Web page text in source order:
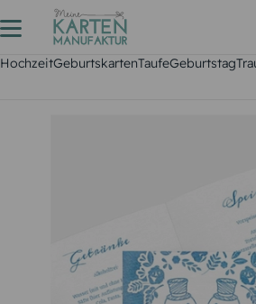
HochzeitGeburtskartenTaufeGeburtstag